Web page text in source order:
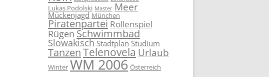
Lukas Podolski Master Meer
Mückenjagd München
Piratenpartei Rollenspiel
Rügen Schwimmbad
Slowakisch Stadtplan Studium
TanzenTelenovela Urlaub
Winter WM 2006 Österreich